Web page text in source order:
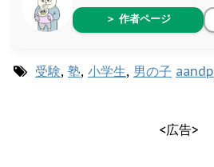
＞ 作者ページ
受験, 塾, 小学生, 男の子 aandp
<広告>